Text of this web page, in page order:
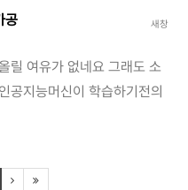
새창
공
릴 여유가 없네요 그래도 소
공지능머신이 학습하기전의